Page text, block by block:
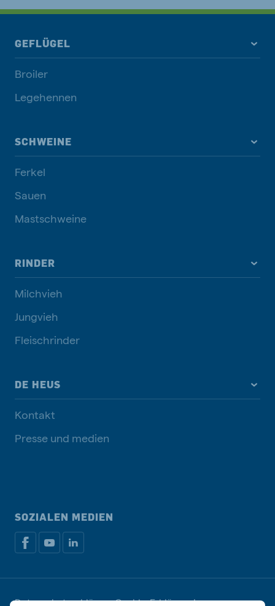
GEFLÜGEL
Broiler
Legehennen
SCHWEINE
Ferkel
Sauen
Mastschweine
RINDER
Milchvieh
Jungvieh
Fleischrinder
DE HEUS
Kontakt
Presse und medien
SOZIALEN MEDIEN
DatenschutzerklärungCookie-ErklärungImpressum